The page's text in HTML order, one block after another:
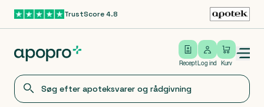
Gå til hovedindholdTrustScore 4.8
Recept
Log ind
Log ind Kurv
Open/close menu